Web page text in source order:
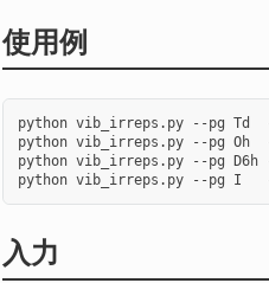
使用例
python vib_irreps.py --pg Td
python vib_irreps.py --pg Oh
python vib_irreps.py --pg D6h
python vib_irreps.py --pg I
入力